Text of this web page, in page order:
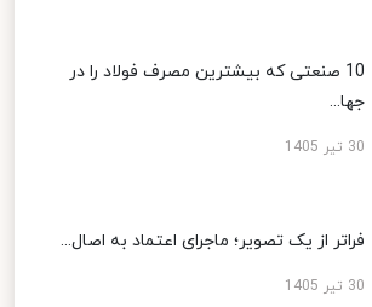
10 صنعتی که بیشترین مصرف فولاد را در
جها...
30 تیر 1405
فراتر از یک تصویر؛ ماجرای اعتماد به اصال...
30 تیر 1405